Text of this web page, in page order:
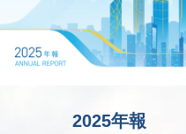
2025年報